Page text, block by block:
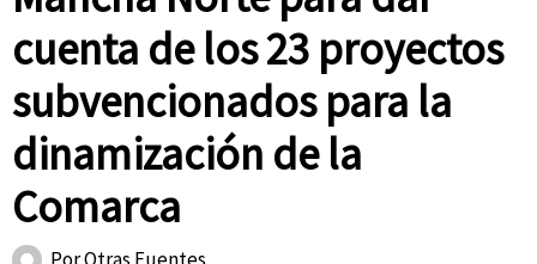
cuenta de los 23 proyectos
subvencionados para la
dinamización de la
Comarca